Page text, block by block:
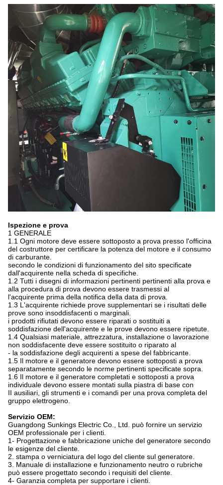
Ispezione e prova
1 GENERALE
1.1 Ogni motore deve essere sottoposto a prova presso l'officina
del costruttore per certificare la potenza del motore e il consumo
di carburante.
secondo le condizioni di funzionamento del sito specificate
dall'acquirente nella scheda di specifiche.
1.2 Tutti i disegni di informazioni pertinenti pertinenti alla prova e
alla procedura di prova devono essere trasmessi al
l'acquirente prima della notifica della data di prova.
1.3 L'acquirente richiede prove supplementari se i risultati delle
prove sono insoddisfacenti o marginali.
i prodotti rifiutati devono essere riparati o sostituiti a
soddisfazione dell'acquirente e le prove devono essere ripetute.
1.4 Qualsiasi materiale, attrezzatura, installazione o lavorazione
non soddisfacente deve essere sostituito o riparato al
- la soddisfazione degli acquirenti a spese del fabbricante.
1.5 Il motore e il generatore devono essere sottoposti a prova
separatamente secondo le norme pertinenti specificate sopra.
1.6 Il motore e il generatore completati e sottoposti a prova
individuale devono essere montati sulla piastra di base con
II ausiliari, gli strumenti e i comandi per una prova completa del
gruppo elettrogeno.
Servizio OEM:
Guangdong Sunkings Electric Co., Ltd. può fornire un servizio
OEM professionale per i clienti.
1- Progettazione e fabbricazione uniche del generatore secondo
le esigenze del cliente.
2. stampa o verniciatura del logo del cliente sul generatore.
3. Manuale di installazione e funzionamento neutro o rubriche
può essere progettato secondo i requisiti del cliente.
4- Garanzia completa per supportare i clienti.